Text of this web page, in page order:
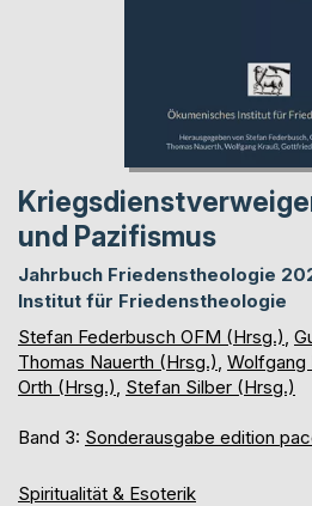
und Pazifismus
Jahrbuch Friedenstheologie
Institut für Friedenstheologie
Stefan Federbusch OFM (Hrsg.)
Thomas Nauerth (Hrsg.) Wolfgang
Orth (Hrsg.) Stefan Silber (Hrsg.)
Band 3: Sonderausgabe edition
Spiritualität & Esoterik